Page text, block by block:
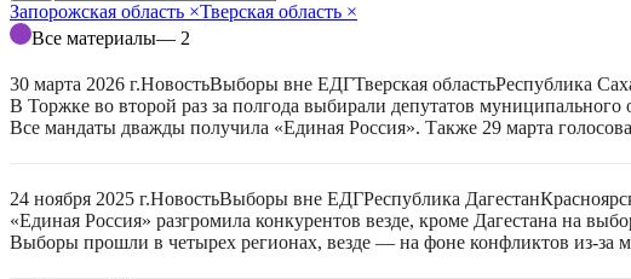
Запорожская область ×Тверская область ×
Все материалы— 2
30 марта 2026 г.НовостьВыборы вне ЕДГТверская областьРеспублика
В Торжке во второй раз за полгода выбирали депутатов муниципального
Все мандаты дважды получила «Единая Россия». Также 29 марта
24 ноября 2025 г.НовостьВыборы вне ЕДГРеспублика Дагестан
«Единая Россия» разгромила конкурентов везде, кроме Дагестана на
Выборы прошли в четырех регионах, везде — на фоне конфликтов из-за